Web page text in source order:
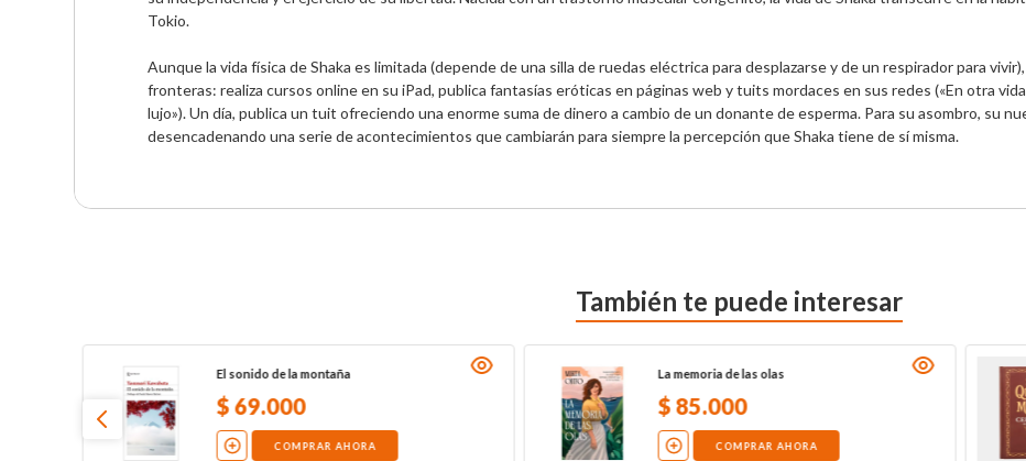
Tokio.
Aunque la vida física de Shaka es limitada (depende de una silla de ruedas eléctrica para desplazarse y de un respirador para
fronteras: realiza cursos online en su iPad, publica fantasías eróticas en páginas web y tuits mordaces en sus redes («En otra
lujo»). Un día, publica un tuit ofreciendo una enorme suma de dinero a cambio de un donante de esperma. Para su asombro, su
desencadenando una serie de acontecimientos que cambiarán para siempre la percepción que Shaka tiene de sí misma.
También te puede interesar
El sonido de la montaña
$69.000
COMPRAR AHORA
La memoria de las olas
$85.000
COMPRAR AHORA